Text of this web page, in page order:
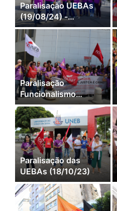
Paralisação UEBAs
(19/08/24) -
Recomposição
salarial e Direitos
Paralisação
Funcionalismo
Público (18/04/24)
Paralisação das
UEBAs (18/10/23)